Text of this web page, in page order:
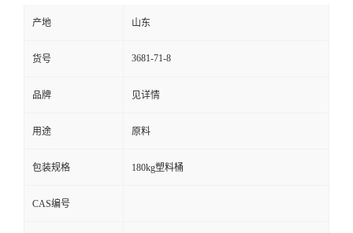
产地 山东
货号 3681-71-8
品牌 见详情
用途 原料
包装规格 180kg塑料桶
CAS编号